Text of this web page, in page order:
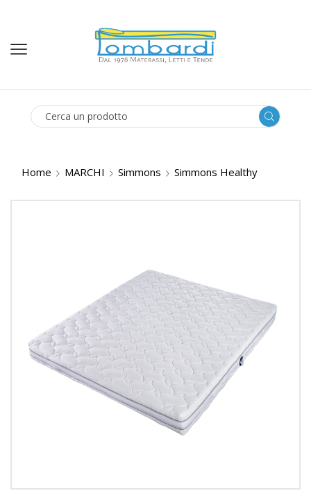
Home MARCHI Simmons Simmons Healthy